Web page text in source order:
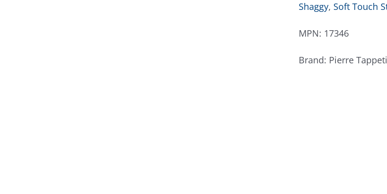
Shaggy, Soft Touch
MPN: 17346
Brand: Pierre Tappeti